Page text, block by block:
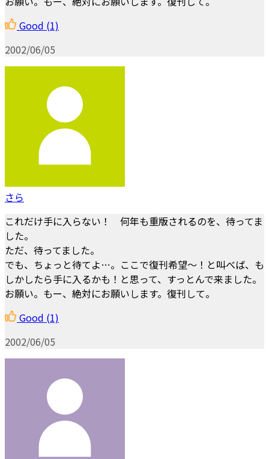
Good (1)
2002/06/05
さら
これだけ手に入らない！ 何年も重版されるのを、待ってま
した。
ただ、待ってました。
でも、ちょっと待てよ…。ここで復刊希望～！と叫べば、も
しかしたら手に入るかも！と思って、すっとんで来ました。
お願い。もー、絶対にお願いします。復刊して。
Good (1)
2002/06/05